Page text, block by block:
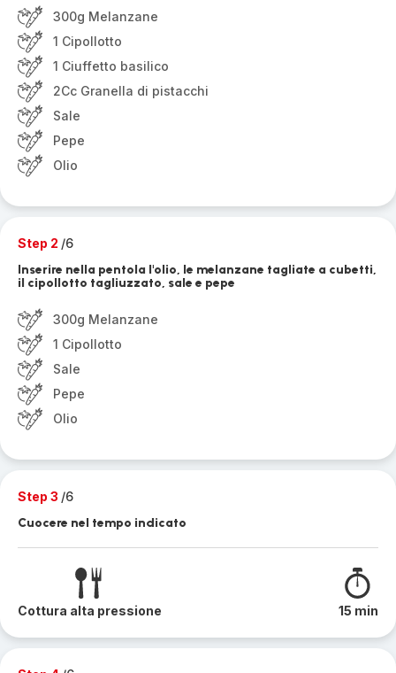
300g Melanzane
1 Cipollotto
1 Ciuffetto basilico
2Cc Granella di pistacchi
Sale
Pepe
Olio
Step 2 /6
Inserire nella pentola l'olio, le melanzane tagliate a cubetti,
il cipollotto tagliuzzato, sale e pepe
300g Melanzane
1 Cipollotto
Sale
Pepe
Olio
Step 3 /6
Cuocere nel tempo indicato
Cottura alta pressione 15 min